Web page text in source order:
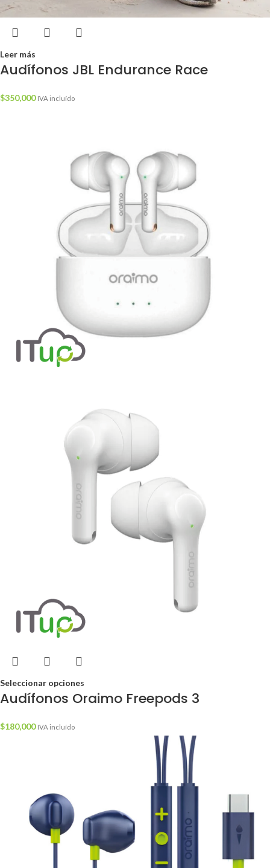
Leer más
Audífonos JBL Endurance Race
$350,000 IVA incluído
Seleccionar opciones
Audífonos Oraimo Freepods 3
$180,000 IVA incluído